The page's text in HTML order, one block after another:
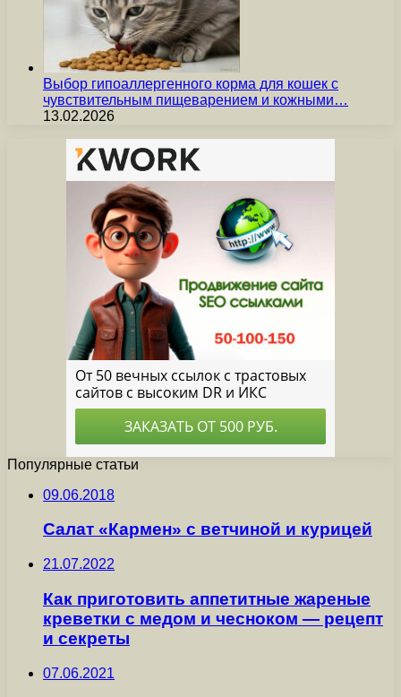
Выбор гипоаллергенного корма для кошек с
чувствительным пищеварением и кожными…
13.02.2026
Популярные статьи
09.06.2018
Салат «Кармен» с ветчиной и курицей
21.07.2022
Как приготовить аппетитные жареные
креветки с медом и чесноком — рецепт
и секреты
07.06.2021